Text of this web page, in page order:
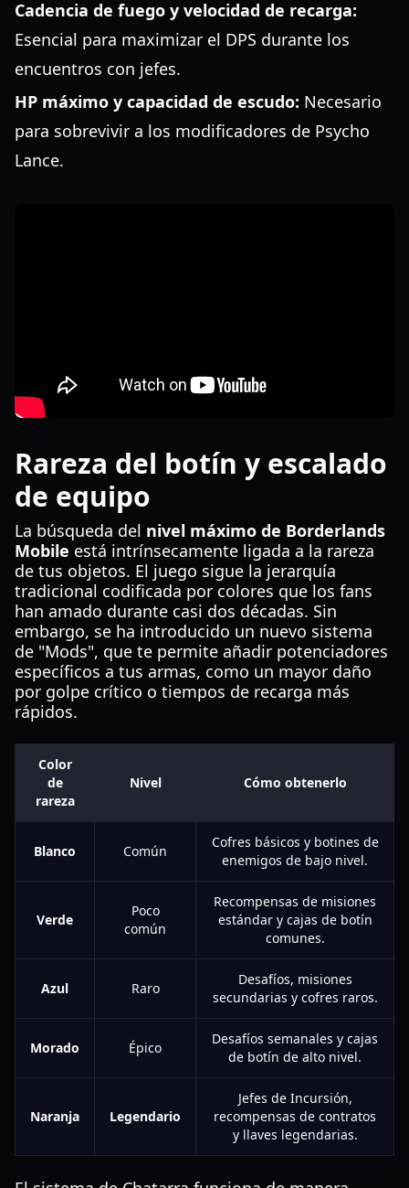
Cadencia de fuego y velocidad de recarga:
Esencial para maximizar el DPS durante los
encuentros con jefes.
HP máximo y capacidad de escudo: Necesario
para sobrevivir a los modificadores de Psycho
Lance.
Rareza del botín y escalado
de equipo
La búsqueda del nivel máximo de Borderlands
Mobile está intrínsecamente ligada a la rareza
de tus objetos. El juego sigue la jerarquía
tradicional codificada por colores que los fans
han amado durante casi dos décadas. Sin
embargo, se ha introducido un nuevo sistema
de "Mods", que te permite añadir potenciadores
específicos a tus armas, como un mayor daño
por golpe crítico o tiempos de recarga más
rápidos.
Color
de
rareza
Nivel Cómo obtenerlo
Blanco Común
Cofres básicos y botines de
enemigos de bajo nivel.
Verde
Poco
común
Recompensas de misiones
estándar y cajas de botín
comunes.
Azul Raro
Desafíos, misiones
secundarias y cofres raros.
Morado Épico
Desafíos semanales y cajas
de botín de alto nivel.
Naranja Legendario
Jefes de Incursión,
recompensas de contratos
y llaves legendarias.